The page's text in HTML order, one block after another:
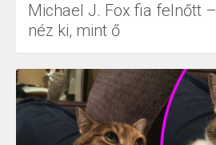
Michael J. Fox fia felnőtt
néz ki, mint ő